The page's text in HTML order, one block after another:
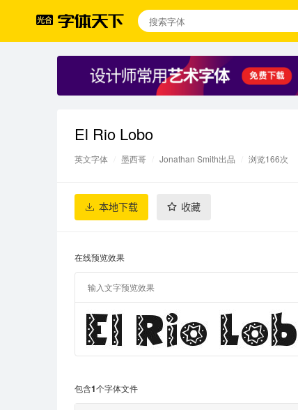
El Rio Lobo
英文字体 墨西哥 Jonathan Smith出品 浏览166次
本地下载 收藏
在线预览效果
包含1个字体文件